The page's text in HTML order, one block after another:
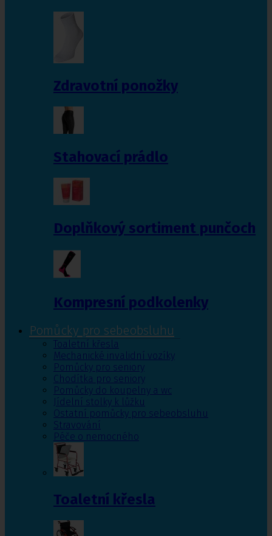
Zdravotní ponožky
Stahovací prádlo
Doplňkový sortiment punčoch
Kompresní podkolenky
Pomůcky pro sebeobsluhu
Toaletní křesla
Mechanické invalidní vozíky
Pomůcky pro seniory
Chodítka pro seniory
Pomůcky do koupelny a wc
Jídelní stolky k lůžku
Ostatní pomůcky pro sebeobsluhu
Stravování
Péče o nemocného
Toaletní křesla